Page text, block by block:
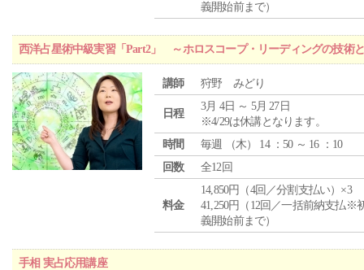
義開始前まで）
西洋占星術中級実習「Part2」 ～ホロスコープ・リーディングの技術
講師 狩野 みどり
日程
3月 4日 ～ 5月 27日
※4/29は休講となります。
時間
毎週 （木） 14 ：50 ～ 16 ：10
回数
全12回
料金
14,850円（4回／分割支払い）×3
41,250円（12回／一括前納支払※
義開始前まで）
手相 実占応用講座